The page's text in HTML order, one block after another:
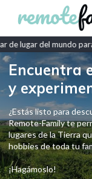
de lugar del mundo
Encuentra
y
¿Estás listo para
Remote-Family te
lugares de la Tierra
hobbies de toda tu
¡Hagámoslo!